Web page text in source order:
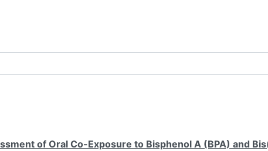
of Oral Co-Exposure to Bisphenol A (BPA) and